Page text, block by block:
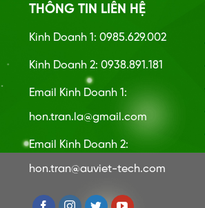
THÔNG TIN LIÊN HỆ
Kinh Doanh 1: 0985.629.002
Kinh Doanh 2: 0938.891.181
Email Kinh Doanh 1:
hon.tran.la@gmail.com
Email Kinh Doanh 2:
hon.tran@auviet-tech.com